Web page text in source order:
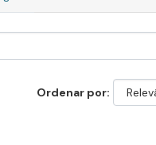
Ordenar por